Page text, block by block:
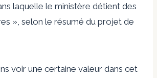
laquelle le ministère détient des
», selon le résumé du projet de
voir une certaine valeur dans cet